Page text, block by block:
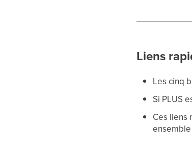
Liens
Les cinq
Si PLUS
Ces liens